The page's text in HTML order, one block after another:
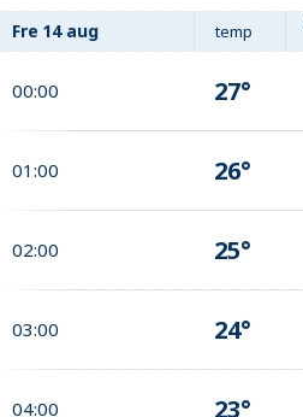
Fre 14 aug temp
00:00 27°
01:00 26°
02:00 25°
03:00 24°
04:00 23°